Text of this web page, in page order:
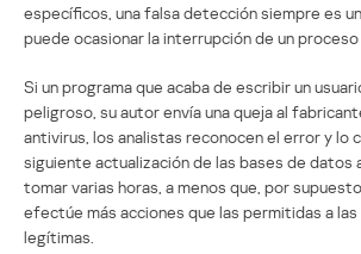
específicos, una falsa detección siempre es
puede ocasionar la interrupción de un proceso
Si un programa que acaba de escribir un
peligroso, su autor envía una queja al
antivirus, los analistas reconocen el error y lo
siguiente actualización de las bases de datos
tomar varias horas, a menos que, por
efectúe más acciones que las permitidas a las
legítimas.